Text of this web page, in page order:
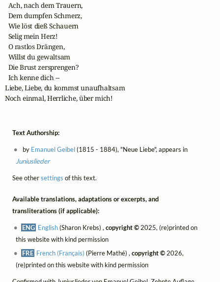
  Ach, nach dem Trauern,
  Dem dumpfen Schmerz,
  Wie löst dieß Schauern
  Selig mein Herz!
  O rastlos Drängen,
  Willst du gewaltsam
  Die Brust zersprengen?
  Ich kenne dich --
Liebe, Liebe, du kommst unaufhaltsam
Noch einmal, Herrliche, über mich!
Text Authorship:
by Emanuel Geibel(1815 - 1884), "Neue Liebe", appears in
Juniuslieder
See othersettings of this text.
Available translations, adaptations or excerpts, and
transliterations (if applicable):
ENG English(Sharon Krebs) ,copyright © 2025, (re)printed on
this website with kind permission
FRE French (Français) (Pierre Mathé) ,copyright © 2026,
(re)printed on this website with kind permission